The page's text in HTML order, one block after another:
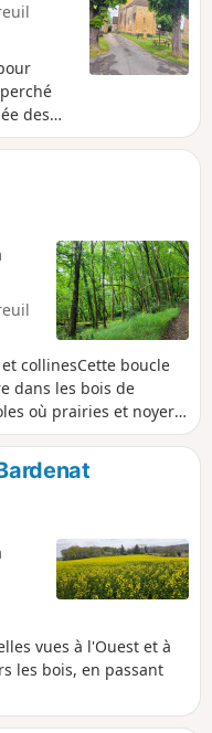
des
ce
collinesCette boucle
dans les bois de
où prairies et noyers
vues à l'Ouest et à
les bois, en passant